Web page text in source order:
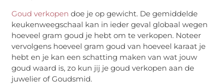
Goud verkopen doe je op gewicht. De gemiddelde
keukenweegschaal kan in ieder geval globaal wegen
hoeveel gram goud je hebt om te verkopen. Noteer
vervolgens hoeveel gram goud van hoeveel karaat je
hebt en je kan een schatting maken van wat jouw
goud waard is, zo kun jij je goud verkopen aan de
juwelier of Goudsmid.